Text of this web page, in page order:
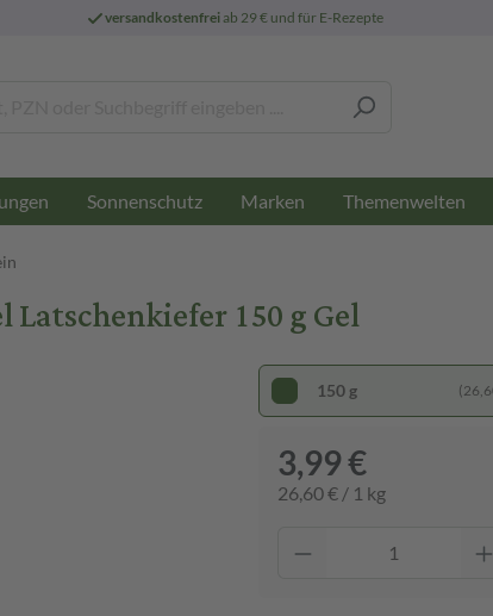
versandkostenfreiab 29 € und für E-Rezepte
Sonnenschutz Marken Themenwelten
150 g Gel
150 g
3,99 €
26,60 € / 1 kg